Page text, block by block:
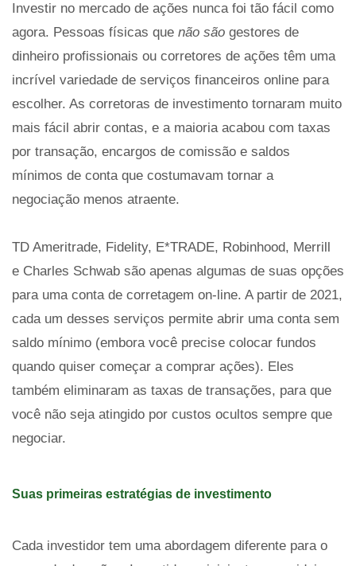
Investir no mercado de ações nunca foi tão fácil como
agora. Pessoas físicas que não são gestores de
dinheiro profissionais ou corretores de ações têm uma
incrível variedade de serviços financeiros online para
escolher. As corretoras de investimento tornaram muito
mais fácil abrir contas, e a maioria acabou com taxas
por transação, encargos de comissão e saldos
mínimos de conta que costumavam tornar a
negociação menos atraente.
TD Ameritrade, Fidelity, E*TRADE, Robinhood, Merrill
e Charles Schwab são apenas algumas de suas opções
para uma conta de corretagem on-line. A partir de 2021,
cada um desses serviços permite abrir uma conta sem
saldo mínimo (embora você precise colocar fundos
quando quiser começar a comprar ações). Eles
também eliminaram as taxas de transações, para que
você não seja atingido por custos ocultos sempre que
negociar.
Suas primeiras estratégias de investimento
Cada investidor tem uma abordagem diferente para o